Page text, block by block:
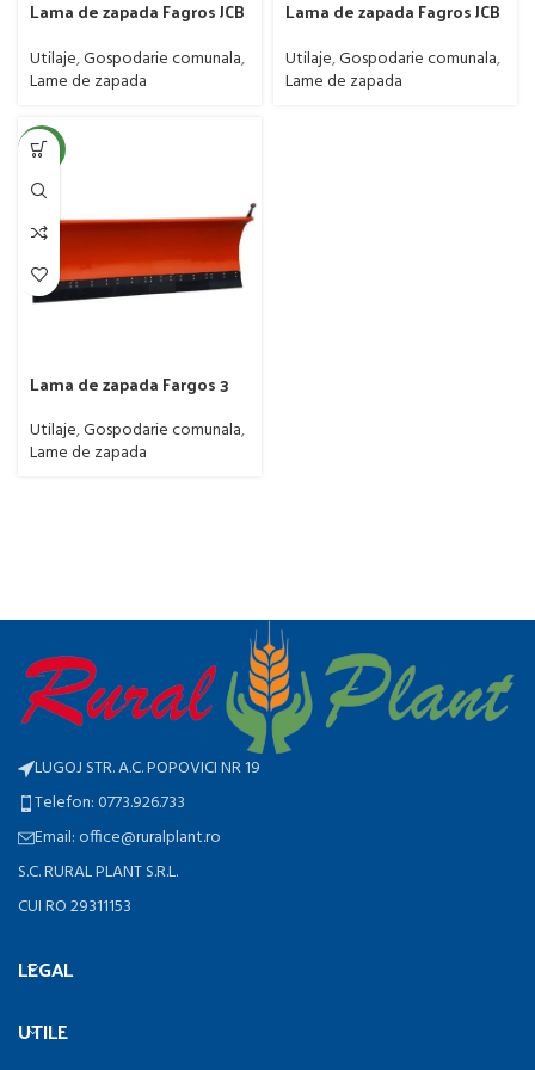
Lama de zapada Fagros JCB
greutate 530 kg
Utilaje,Gospodarie comunala,
Lame de zapada
Lama de zapada Fagros JCB
greutate 560 kg
Utilaje,Gospodarie comunala,
Lame de zapada
NEW
Lama de zapada Fargos 3
greutate 560 kg, prindere 3
PUNCTE + EURO
Utilaje,Gospodarie comunala,
Lame de zapada
LUGOJ STR. A.C. POPOVICI NR 19
Telefon: 0773.926.733
Email: office@ruralplant.ro
S.C. RURAL PLANT S.R.L.
CUI RO 29311153
LEGAL
UTILE